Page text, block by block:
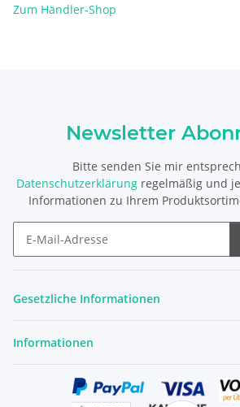
Zum Händler-Shop
Newsletter
Bitte senden Sie mir
Datenschutzerklärung regelmäßig und
Informationen zu Ihrem
Gesetzliche Informationen
Informationen